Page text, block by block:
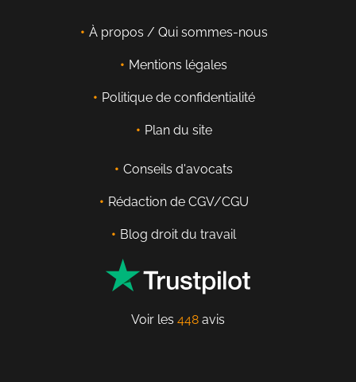
À propos / Qui sommes-nous
Mentions légales
Politique de confidentialité
Plan du site
Conseils d'avocats
Rédaction de CGV/CGU
Blog droit du travail
Voir les 448 avis